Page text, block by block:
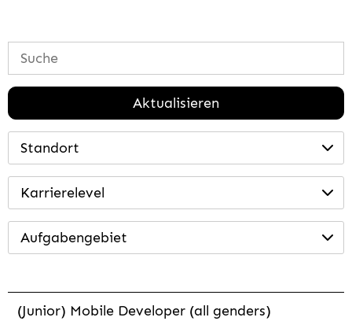
Aktualisieren
Standort
Karrierelevel
Aufgabengebiet
(Junior) Mobile Developer (all genders)